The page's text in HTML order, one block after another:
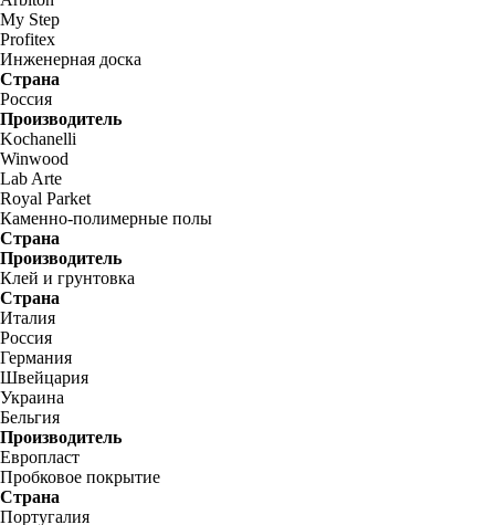
My Step
Profitex
Инженерная доска
Страна
Россия
Производитель
Kochanelli
Winwood
Lab Arte
Royal Parket
Каменно-полимерные полы
Страна
Производитель
Клей и грунтовка
Страна
Италия
Россия
Германия
Швейцария
Украина
Бельгия
Производитель
Европласт
Пробковое покрытие
Страна
Португалия